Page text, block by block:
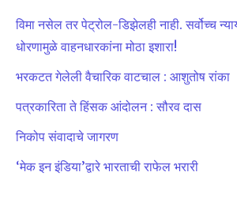
SUBSCRIBE
विमा नसेल तर पेट्रोल-डिझेलही नाही. सर्वोच्च
धोरणामुळे वाहनधारकांना मोठा इशारा!
भरकटत गेलेली वैचारिक वाटचाल : आशुतोष रांका
पत्रकारिता ते हिंसक आंदोलन : सौरव दास
निकोप संवादाचे जागरण
‘मेक इन इंडिया’द्वारे भारताची राफेल भरारी